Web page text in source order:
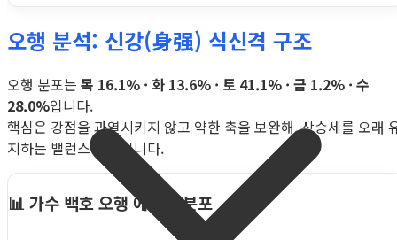
오행 분석: 신강(身强) 식신격 구조
오행 분포는 목 16.1% · 화 13.6% · 토 41.1% · 금 1.2% · 수
28.0%입니다.
핵심은 강점을 과열시키지 않고 약한 축을 보완해, 상승세를 오래
지하는 밸런스 운영입니다.
📊 가수 백호 오행 에너지 분포